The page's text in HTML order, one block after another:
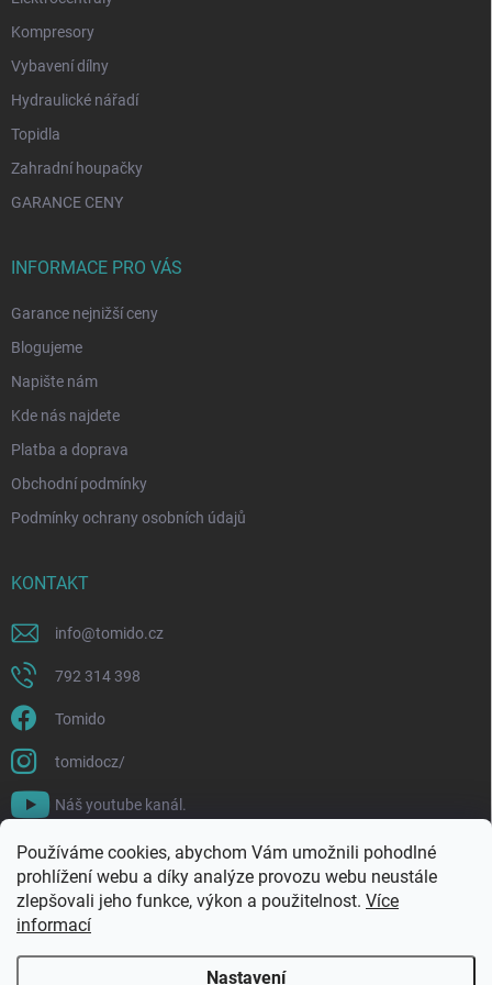
Používáme cookies, abychom Vám umožnili pohodlné
prohlížení webu a díky analýze provozu webu neustále
zlepšovali jeho funkce, výkon a použitelnost. Více
informací
Nastavení
Kompresory
Vybavení dílny
Hydraulické nářadí
Topidla
Zahradní houpačky
GARANCE CENY
INFORMACE PRO VÁS
Garance nejnižší ceny
Blogujeme
Napište nám
Kde nás najdete
Platba a doprava
Obchodní podmínky
Podmínky ochrany osobních údajů
KONTAKT
info@tomido.cz
792 314 398
Tomido
tomidocz/
Náš youtube kanál.